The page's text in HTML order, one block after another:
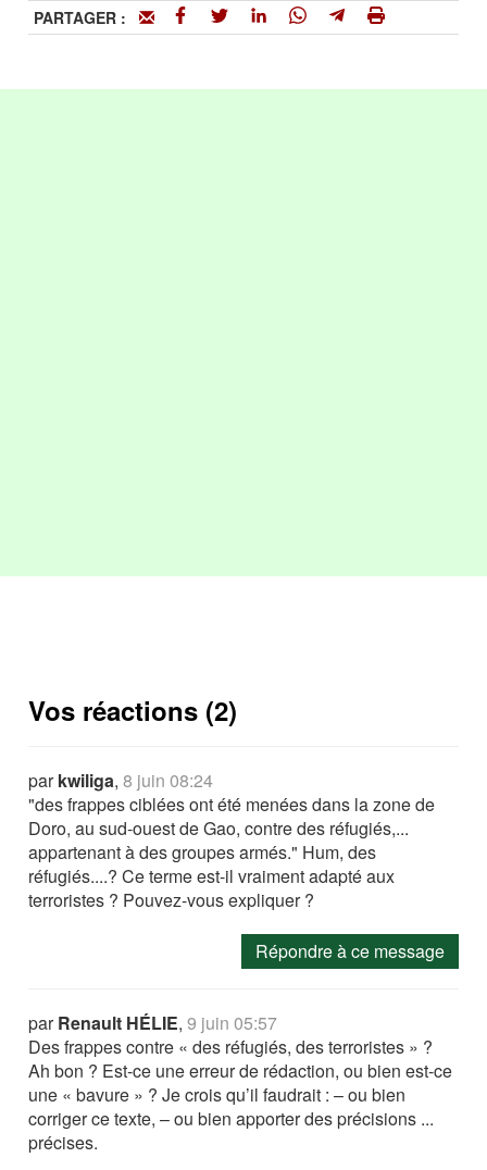
PARTAGER :
Vos réactions (2)
parkwiliga,8 juin 08:24
"des frappes ciblées ont été menées dans la zone de
Doro, au sud-ouest de Gao, contre des réfugiés,...
appartenant à des groupes armés." Hum, des
réfugiés....? Ce terme est-il vraiment adapté aux
terroristes ? Pouvez-vous expliquer ?
Répondre à ce message
parRenault HÉLIE,9 juin 05:57
Des frappes contre « des réfugiés, des terroristes » ?
Ah bon ? Est-ce une erreur de rédaction, ou bien est-ce
une « bavure » ? Je crois qu’il faudrait : – ou bien
corriger ce texte, – ou bien apporter des précisions ...
précises.